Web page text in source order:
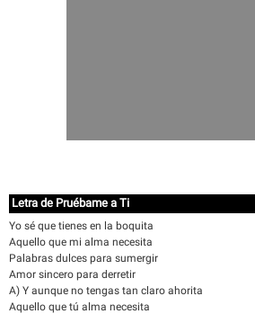
Letra de Pruébame a Ti
Yo sé que tienes en la boquita
Aquello que mi alma necesita
Palabras dulces para sumergir
Amor sincero para derretir
A) Y aunque no tengas tan claro ahorita
Aquello que tú alma necesita